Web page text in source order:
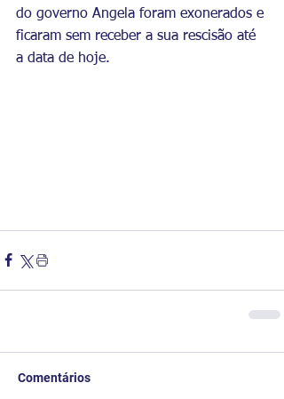
do governo Angela foram exonerados e
ficaram sem receber a sua rescisão até
a data de hoje.
Comentários